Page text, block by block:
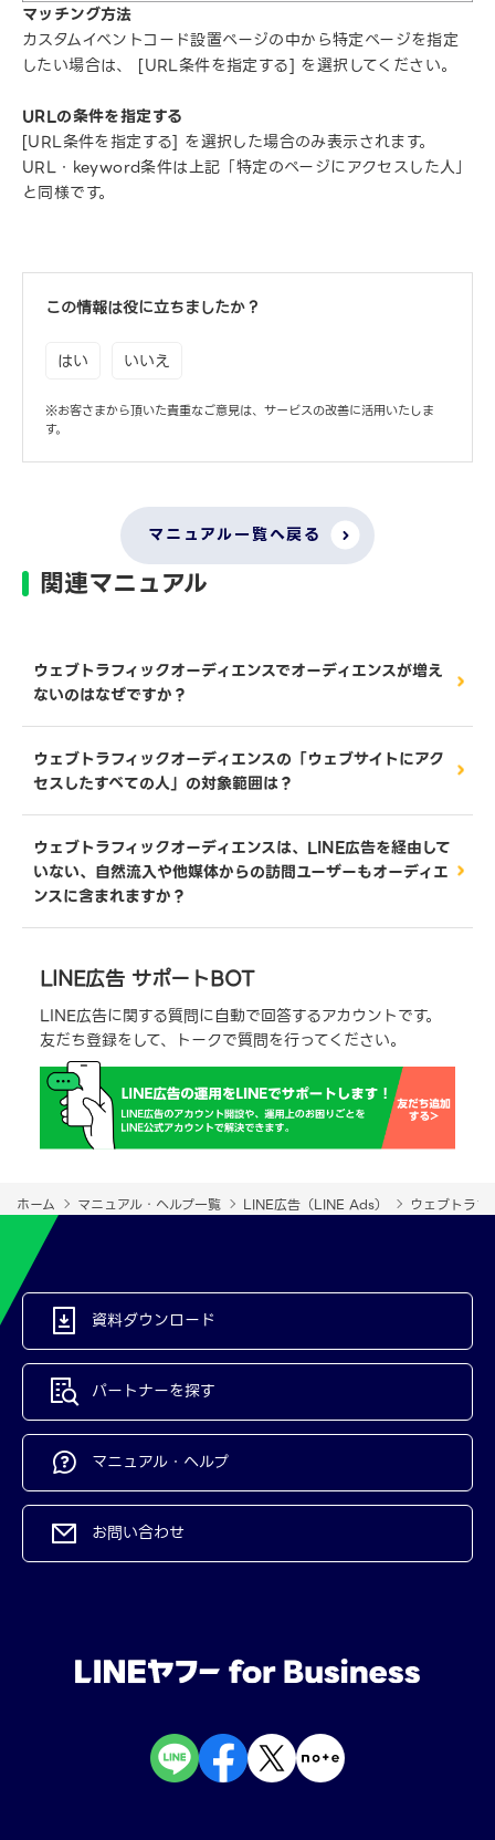
マッチング方法
カスタムイベントコード設置ページの中から特定ページを指定
したい場合は、 [URL条件を指定する] を選択してください。
URLの条件を指定する
[URL条件を指定する] を選択した場合のみ表示されます。
URL・keyword条件は上記「特定のページにアクセスした人」
と同様です。
この情報は役に立ちましたか？
はい いいえ
※お客さまから頂いた貴重なご意見は、サービスの改善に活用いたしま
す。
マニュアル一覧へ戻る
関連マニュアル
ウェブトラフィックオーディエンスでオーディエンスが増え
ないのはなぜですか？
ウェブトラフィックオーディエンスの「ウェブサイトにアク
セスしたすべての人」の対象範囲は？
ウェブトラフィックオーディエンスは、LINE広告を経由して
いない、自然流入や他媒体からの訪問ユーザーもオーディエ
ンスに含まれますか？
LINE広告 サポートBOT
LINE広告に関する質問に自動で回答するアカウントです。
友だち登録をして、トークで質問を行ってください。
ホーム マニュアル・ヘルプ一覧 LINE広告（LINE Ads） ウェブトラフ
資料ダウンロード
パートナーを探す
マニュアル・ヘルプ
お問い合わせ